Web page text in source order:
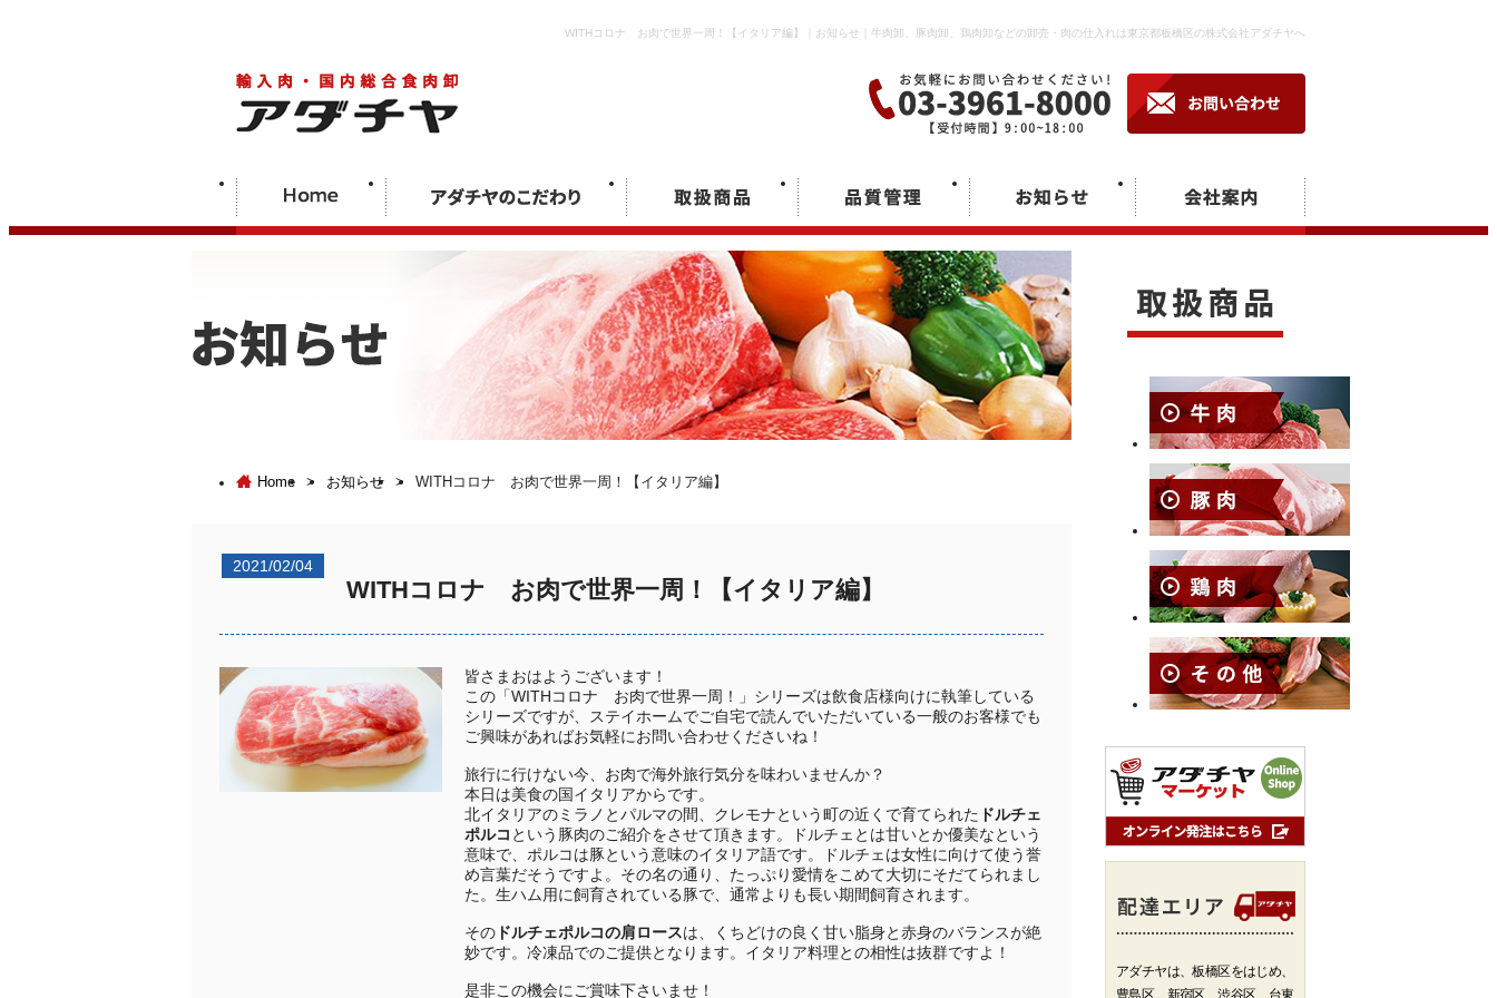
WITHコロナ お肉で世界一周！【イタリア編】｜お知らせ｜牛肉卸、豚肉卸、鶏肉卸などの卸売・肉の仕入れは東京都板橋区の株式会社アダチヤへ
Home > お知らせ > WITHコロナ お肉で世界一周！【イタリア編】
2021/02/04
WITHコロナ お肉で世界一周！【イタリア編】
皆さまおはようございます！
この「WITHコロナ お肉で世界一周！」シリーズは飲食店様向けに執筆している
シリーズですが、ステイホームでご自宅で読んでいただいている一般のお客様でも
ご興味があればお気軽にお問い合わせくださいね！
旅行に行けない今、お肉で海外旅行気分を味わいませんか？
本日は美食の国イタリアからです。
北イタリアのミラノとパルマの間、クレモナという町の近くで育てられた ドルチェ
ポルコ という豚肉のご紹介をさせて頂きます。ドルチェとは甘いとか優美なという
意味で、ポルコは豚という意味のイタリア語です。ドルチェは女性に向けて使う誉
め言葉だそうですよ。その名の通り、たっぷり愛情をこめて大切にそだてられまし
た。生ハム用に飼育されている豚で、通常よりも長い期間飼育されます。
その ドルチェポルコの肩ロースは、くちどけの良く甘い脂身と赤身のバランスが絶
妙です。冷凍品でのご提供となります。イタリア料理との相性は抜群ですよ！
是非この機会にご賞味下さいませ！
アダチヤは、板橋区をはじめ、
豊島区、新宿区、渋谷区、台東